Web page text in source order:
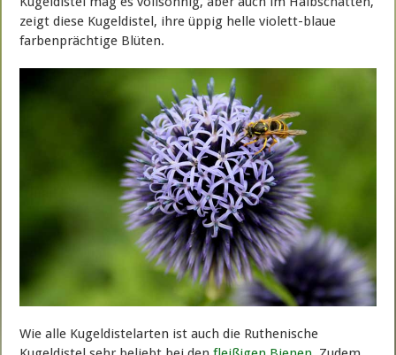
zeigt diese Kugeldistel, ihre üppig helle violett-blaue
farbenprächtige Blüten.
Wie alle Kugeldistelarten ist auch die Ruthenische